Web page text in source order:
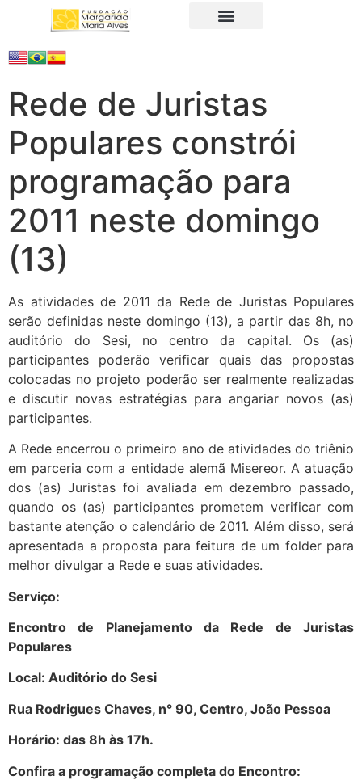
Rede de Juristas
Populares constrói
programação para
2011 neste domingo
(13)
As atividades de 2011 da Rede de Juristas Populares
serão definidas neste domingo (13), a partir das 8h, no
auditório do Sesi, no centro da capital. Os (as)
participantes poderão verificar quais das propostas
colocadas no projeto poderão ser realmente realizadas
e discutir novas estratégias para angariar novos (as)
participantes.
A Rede encerrou o primeiro ano de atividades do triênio
em parceria com a entidade alemã Misereor. A atuação
dos (as) Juristas foi avaliada em dezembro passado,
quando os (as) participantes prometem verificar com
bastante atenção o calendário de 2011. Além disso, será
apresentada a proposta para feitura de um folder para
melhor divulgar a Rede e suas atividades.
Serviço:
Encontro de Planejamento da Rede de Juristas
Populares
Local: Auditório do Sesi
Rua Rodrigues Chaves, n° 90, Centro, João Pessoa
Horário: das 8h às 17h.
Confira a programação completa do Encontro: